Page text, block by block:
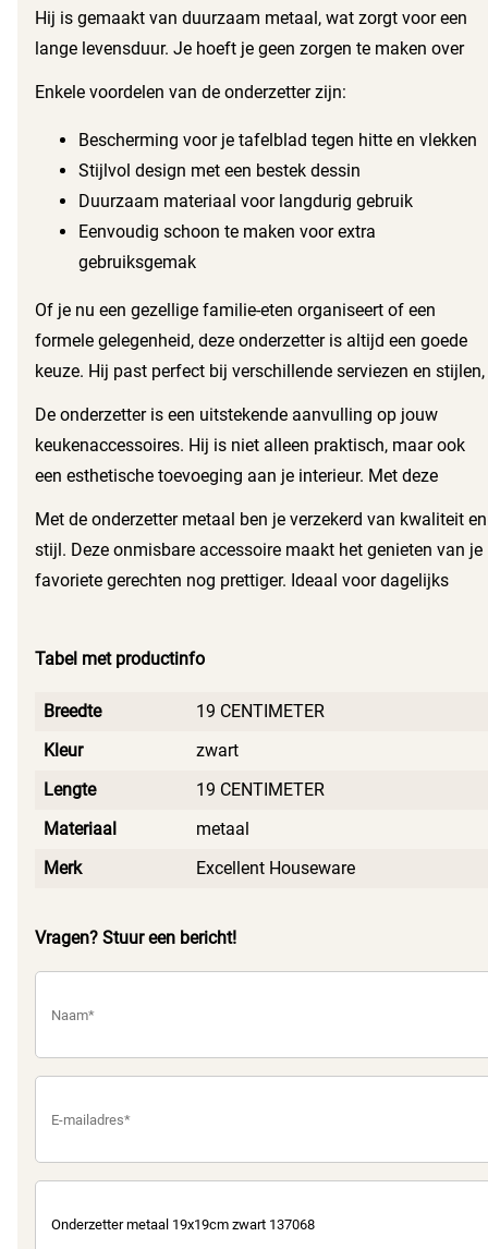
Hij is gemaakt van duurzaam metaal, wat zorgt voor een
lange levensduur. Je hoeft je geen zorgen te maken over
eenvoudig te reinigen, wat het onderhoud vergemakkelijkt.
Enkele voordelen van de onderzetter zijn:
Bescherming voor je tafelblad tegen hitte en vlekken
Stijlvol design met een bestek dessin
Duurzaam materiaal voor langdurig gebruik
Eenvoudig schoon te maken voor extra
gebruiksgemak
Of je nu een gezellige familie-eten organiseert of een
formele gelegenheid, deze onderzetter is altijd een goede
keuze. Hij past perfect bij verschillende serviezen en stijlen,
De onderzetter is een uitstekende aanvulling op jouw
keukenaccessoires. Hij is niet alleen praktisch, maar ook
een esthetische toevoeging aan je interieur. Met deze
Met de onderzetter metaal ben je verzekerd van kwaliteit en
stijl. Deze onmisbare accessoire maakt het genieten van je
favoriete gerechten nog prettiger. Ideaal voor dagelijks
onderzetter.
Tabel met productinfo
Breedte
19 CENTIMETER
Kleur
zwart
Lengte
19 CENTIMETER
Materiaal
metaal
Merk
Excellent Houseware
Vragen? Stuur een bericht!